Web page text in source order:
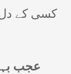
کسی کے دل
عجب